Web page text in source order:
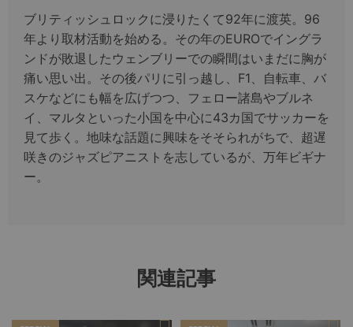
ブリティッシュロックに浸りたくて92年に渡英。96
年より取材活動を始める。その年のEUROでイングラ
ンドが敗退したウェンブリーでの瞬間はいまだに胸が
痛い思い出。その後パリに引っ越し、F1、自転車、バ
スケなどにも幅を広げつつ、フェロー諸島やブルネ
イ、マルタといった小国を中心に43カ国でサッカーを
見て歩く。地味な話題に興味をそそられがちで、超遅
咲きのジャズピアニストを志しているが、万年ビギナ
ー。
関連記事